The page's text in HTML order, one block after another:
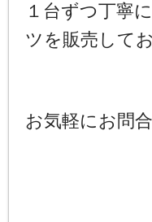
１台ずつ丁寧
ツを販売して
お気軽にお問